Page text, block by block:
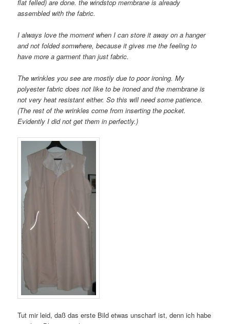
flat felled) are done. the windstop membrane is already
assembled with the fabric.
I always love the moment when I can store it away on a hanger
and not folded somwhere, because it gives me the feeling to
have more a garment than just fabric.
The wrinkles you see are mostly due to poor ironing. My
polyester fabric does not like to be ironed and the membrane is
not very heat resistant either. So this will need some patience.
(The rest of the wrinkles come from inserting the pocket.
Evidently I did not get them in perfectly.)
Tut mir leid, daß das erste Bild etwas unscharf ist, denn ich habe